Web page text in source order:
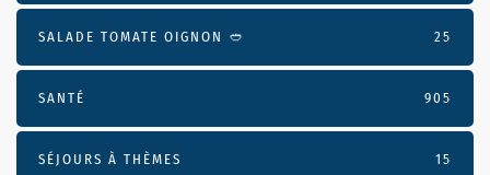
SALADE TOMATE OIGNON 🥙 25
SANTÉ 905
SÉJOURS À THÈMES 15